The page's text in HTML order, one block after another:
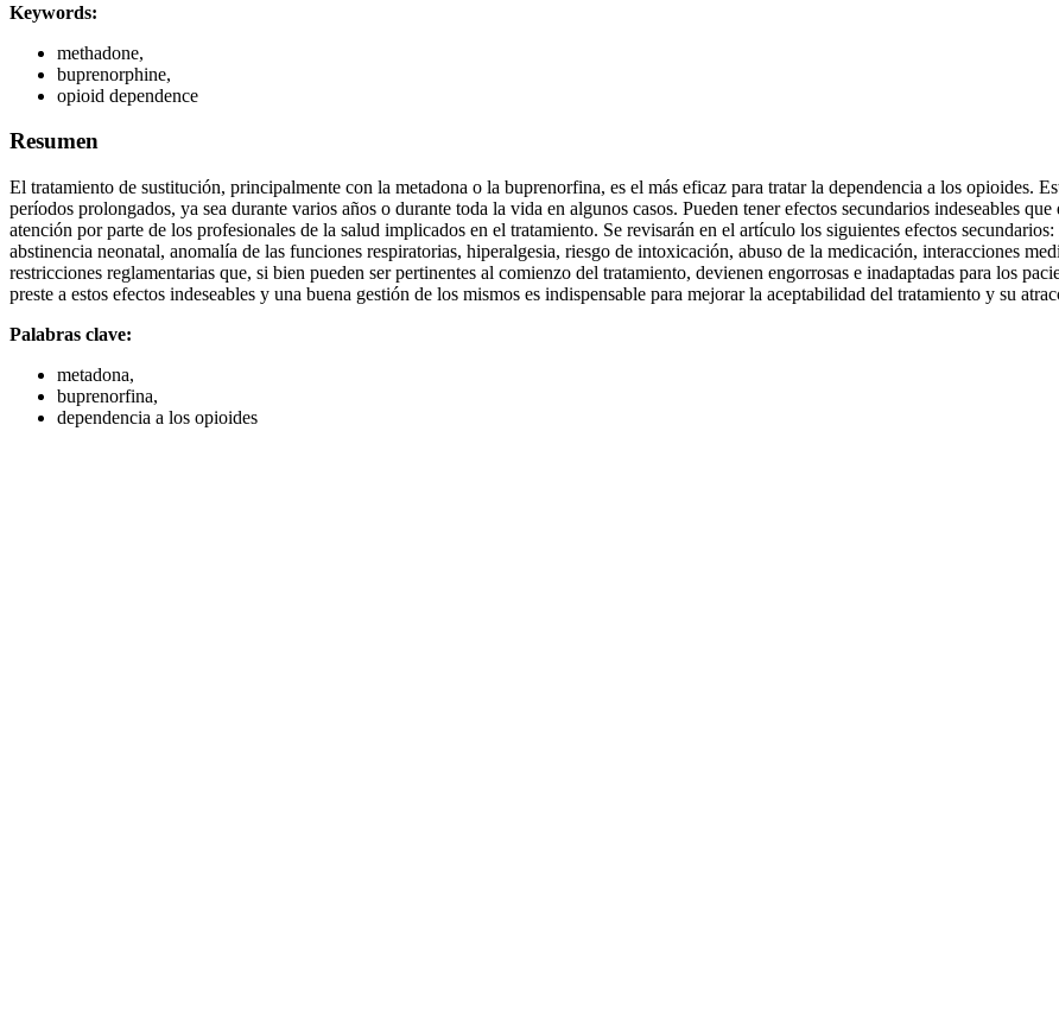
Keywords:
methadone,
buprenorphine,
opioid dependence
Resumen
El tratamiento de sustitución, principalmente con la metadona o la buprenorfina, es el más eficaz para tratar la dependencia a los opioides.
períodos prolongados, ya sea durante varios años o durante toda la vida en algunos casos. Pueden tener efectos secundarios indeseables
atención por parte de los profesionales de la salud implicados en el tratamiento. Se revisarán en el artículo los siguientes efectos
abstinencia neonatal, anomalía de las funciones respiratorias, hiperalgesia, riesgo de intoxicación, abuso de la medicación, interacciones
restricciones reglamentarias que, si bien pueden ser pertinentes al comienzo del tratamiento, devienen engorrosas e inadaptadas para los
preste a estos efectos indeseables y una buena gestión de los mismos es indispensable para mejorar la aceptabilidad del tratamiento y su
Palabras clave:
metadona,
buprenorfina,
dependencia a los opioides